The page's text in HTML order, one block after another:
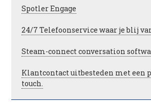
Spotler Engage
24/7 Telefoonservice waar je blij
Steam-connect conversation
Klantcontact uitbesteden met een
touch.